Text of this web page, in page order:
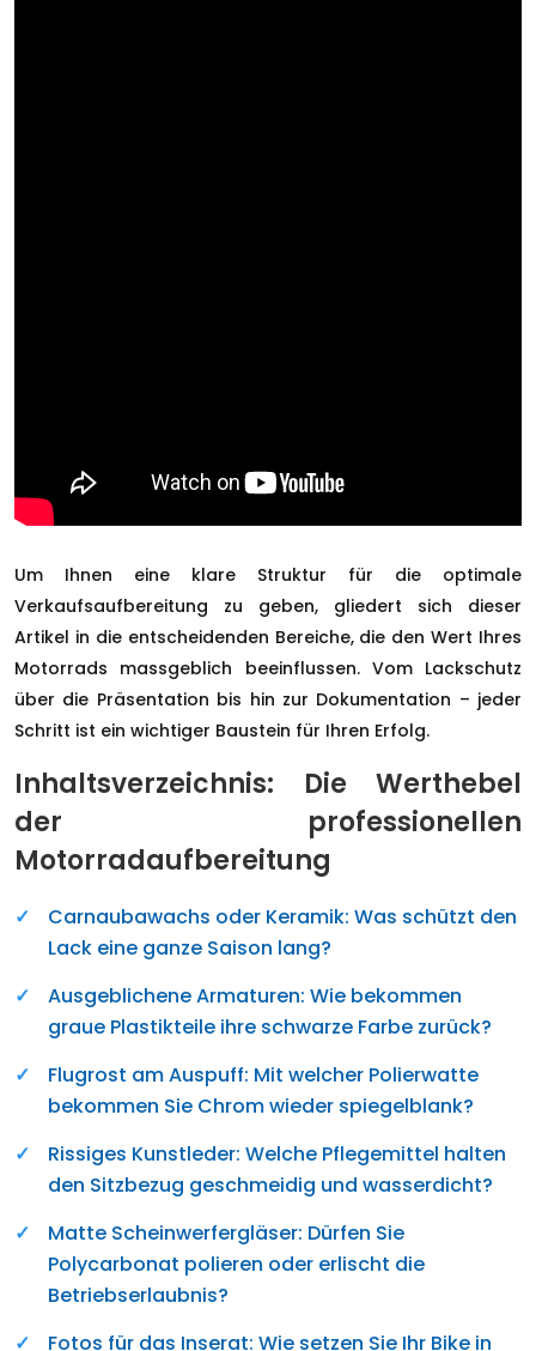
Um Ihnen eine klare Struktur für die optimale
Verkaufsaufbereitung zu geben, gliedert sich dieser
Artikel in die entscheidenden Bereiche, die den Wert Ihres
Motorrads massgeblich beeinflussen. Vom Lackschutz
über die Präsentation bis hin zur Dokumentation – jeder
Schritt ist ein wichtiger Baustein für Ihren Erfolg.
Inhaltsverzeichnis: Die Werthebel
der professionellen
Motorradaufbereitung
Carnaubawachs oder Keramik: Was schützt den
Lack eine ganze Saison lang?
Ausgeblichene Armaturen: Wie bekommen
graue Plastikteile ihre schwarze Farbe zurück?
Flugrost am Auspuff: Mit welcher Polierwatte
bekommen Sie Chrom wieder spiegelblank?
Rissiges Kunstleder: Welche Pflegemittel halten
den Sitzbezug geschmeidig und wasserdicht?
Matte Scheinwerfergläser: Dürfen Sie
Polycarbonat polieren oder erlischt die
Betriebserlaubnis?
Fotos für das Inserat: Wie setzen Sie Ihr Bike in